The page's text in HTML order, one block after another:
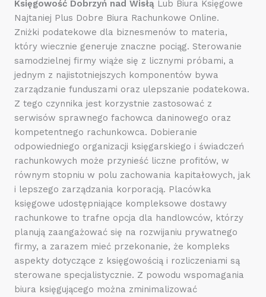
Księgowość Dobrzyń nad Wisłą Lub Biura Księgowe
Najtaniej Plus Dobre Biura Rachunkowe Online.
Zniżki podatekowe dla biznesmenów to materia,
który wiecznie generuje znaczne pociąg. Sterowanie
samodzielnej firmy wiąże się z licznymi próbami, a
jednym z najistotniejszych komponentów bywa
zarządzanie funduszami oraz ulepszanie podatekowa.
Z tego czynnika jest korzystnie zastosować z
serwisów sprawnego fachowca daninowego oraz
kompetentnego rachunkowca. Dobieranie
odpowiedniego organizacji księgarskiego i świadczeń
rachunkowych może przynieść liczne profitów, w
równym stopniu w polu zachowania kapitałowych, jak
i lepszego zarządzania korporacją. Placówka
księgowe udostępniające kompleksowe dostawy
rachunkowe to trafne opcja dla handlowców, którzy
planują zaangażować się na rozwijaniu prywatnego
firmy, a zarazem mieć przekonanie, że kompleks
aspekty dotyczące z księgowością i rozliczeniami są
sterowane specjalistycznie. Z powodu wspomagania
biura księgującego można zminimalizować